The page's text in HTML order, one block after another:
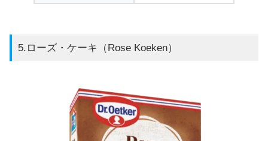
5.ローズ・ケーキ（Rose Koeken）